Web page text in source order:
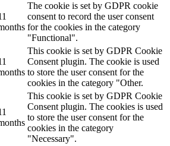
The cookie is set by GDPR cookie
consent to record the user consent
for the cookies in the category
"Functional".
This cookie is set by GDPR Cookie
Consent plugin. The cookie is used
to store the user consent for the
cookies in the category "Other.
This cookie is set by GDPR Cookie
Consent plugin. The cookies is used
to store the user consent for the
cookies in the category
"Necessary".